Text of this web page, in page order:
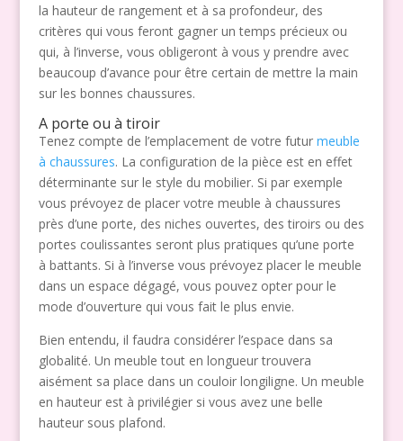
la hauteur de rangement et à sa profondeur, des
critères qui vous feront gagner un temps précieux ou
qui, à l’inverse, vous obligeront à vous y prendre avec
beaucoup d’avance pour être certain de mettre la main
sur les bonnes chaussures.
A porte ou à tiroir
Tenez compte de l’emplacement de votre futur meuble
à chaussures. La configuration de la pièce est en effet
déterminante sur le style du mobilier. Si par exemple
vous prévoyez de placer votre meuble à chaussures
près d’une porte, des niches ouvertes, des tiroirs ou des
portes coulissantes seront plus pratiques qu’une porte
à battants. Si à l’inverse vous prévoyez placer le meuble
dans un espace dégagé, vous pouvez opter pour le
mode d’ouverture qui vous fait le plus envie.
Bien entendu, il faudra considérer l’espace dans sa
globalité. Un meuble tout en longueur trouvera
aisément sa place dans un couloir longiligne. Un meuble
en hauteur est à privilégier si vous avez une belle
hauteur sous plafond.